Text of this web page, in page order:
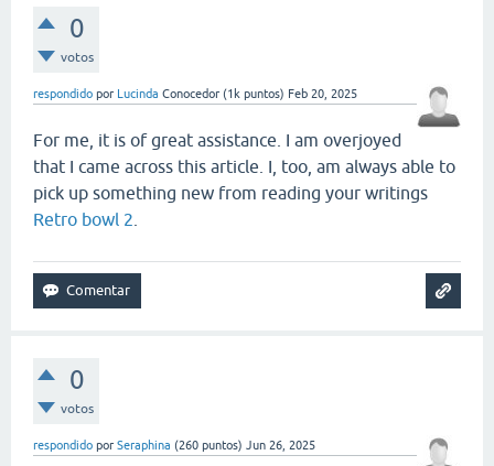
0
votos
respondido por Lucinda Conocedor (1k puntos) Feb 20, 2025
For me, it is of great assistance. I am overjoyed
that I came across this article. I, too, am always able to
pick up something new from reading your writings
Retro bowl 2
0
votos
respondido por Seraphina (260 puntos) Jun 26, 2025